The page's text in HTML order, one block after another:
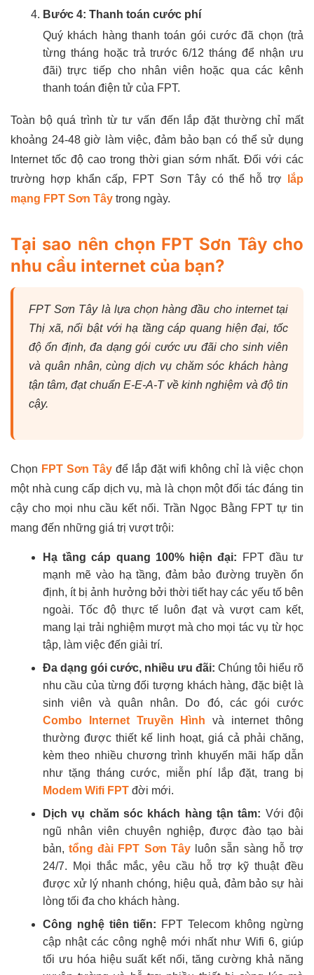
Bước 4: Thanh toán cước phí
Quý khách hàng thanh toán gói cước đã chọn (trả
từng tháng hoặc trả trước 6/12 tháng để nhận ưu
đãi) trực tiếp cho nhân viên hoặc qua các kênh
thanh toán điện tử của FPT.
Toàn bộ quá trình từ tư vấn đến lắp đặt thường chỉ mất
khoảng 24-48 giờ làm việc, đảm bảo bạn có thể sử dụng
Internet tốc độ cao trong thời gian sớm nhất. Đối với các
trường hợp khẩn cấp, FPT Sơn Tây có thể hỗ trợ
lắp
mạng FPT Sơn Tây trong ngày.
Tại sao nên chọn FPT Sơn Tây cho
nhu cầu internet của bạn?
FPT Sơn Tây là lựa chọn hàng đầu cho internet tại
Thị xã, nổi bật với hạ tầng cáp quang hiện đại, tốc
độ ổn định, đa dạng gói cước ưu đãi cho sinh viên
và quân nhân, cùng dịch vụ chăm sóc khách hàng
tận tâm, đạt chuẩn E-E-A-T về kinh nghiệm và độ tin
cậy.
Chọn FPT Sơn Tây để lắp đặt wifi không chỉ là việc chọn
một nhà cung cấp dịch vụ, mà là chọn một đối tác đáng tin
cậy cho mọi nhu cầu kết nối. Trần Ngọc Bằng FPT tự tin
mang đến những giá trị vượt trội:
Hạ tầng cáp quang 100% hiện đại: FPT đầu tư
mạnh mẽ vào hạ tầng, đảm bảo đường truyền ổn
định, ít bị ảnh hưởng bởi thời tiết hay các yếu tố bên
ngoài. Tốc độ thực tế luôn đạt và vượt cam kết,
mang lại trải nghiệm mượt mà cho mọi tác vụ từ học
tập, làm việc đến giải trí.
Đa dạng gói cước, nhiều ưu đãi: Chúng tôi hiểu rõ
nhu cầu của từng đối tượng khách hàng, đặc biệt là
sinh viên và quân nhân. Do đó, các gói cước
Combo Internet Truyền Hình và internet thông
thường được thiết kế linh hoạt, giá cả phải chăng,
kèm theo nhiều chương trình khuyến mãi hấp dẫn
như tặng tháng cước, miễn phí lắp đặt, trang bị
Modem Wifi FPTđời mới.
Dịch vụ chăm sóc khách hàng tận tâm: Với đội
ngũ nhân viên chuyên nghiệp, được đào tạo bài
bản,tổng đài FPT Sơn Tâyluôn sẵn sàng hỗ trợ
24/7. Mọi thắc mắc, yêu cầu hỗ trợ kỹ thuật đều
được xử lý nhanh chóng, hiệu quả, đảm bảo sự hài
lòng tối đa cho khách hàng.
Công nghệ tiên tiến: FPT Telecom không ngừng
cập nhật các công nghệ mới nhất như Wifi 6, giúp
tối ưu hóa hiệu suất kết nối, tăng cường khả năng